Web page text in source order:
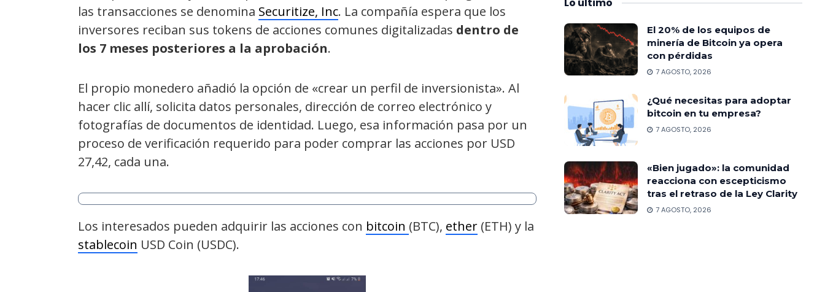
las transacciones se denomina Securitize, Inc. La compañía espera que los
inversores reciban sus tokens de acciones comunes digitalizadas dentro de
los 7 meses posteriores a la aprobación.
El propio monedero añadió la opción de «crear un perfil de inversionista». Al
hacer clic allí, solicita datos personales, dirección de correo electrónico y
fotografías de documentos de identidad. Luego, esa información pasa por un
proceso de verificación requerido para poder comprar las acciones por USD
27,42, cada una.
Los interesados pueden adquirir las acciones con bitcoin (BTC), ether (ETH) y la
stablecoin USD Coin (USDC).
El 20% de los equipos de
minería de Bitcoin ya opera
con pérdidas
7 AGOSTO, 2026
¿Qué necesitas para adoptar
bitcoin en tu empresa?
7 AGOSTO, 2026
«Bien jugado»: la comunidad
reacciona con escepticismo
tras el retraso de la Ley Clarity
7 AGOSTO, 2026